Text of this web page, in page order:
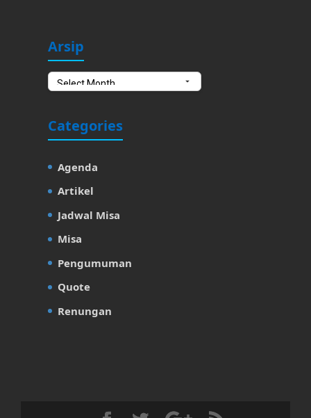
ArsipArsip
Categories
Agenda
Artikel
Jadwal Misa
Misa
Pengumuman
Quote
Renungan